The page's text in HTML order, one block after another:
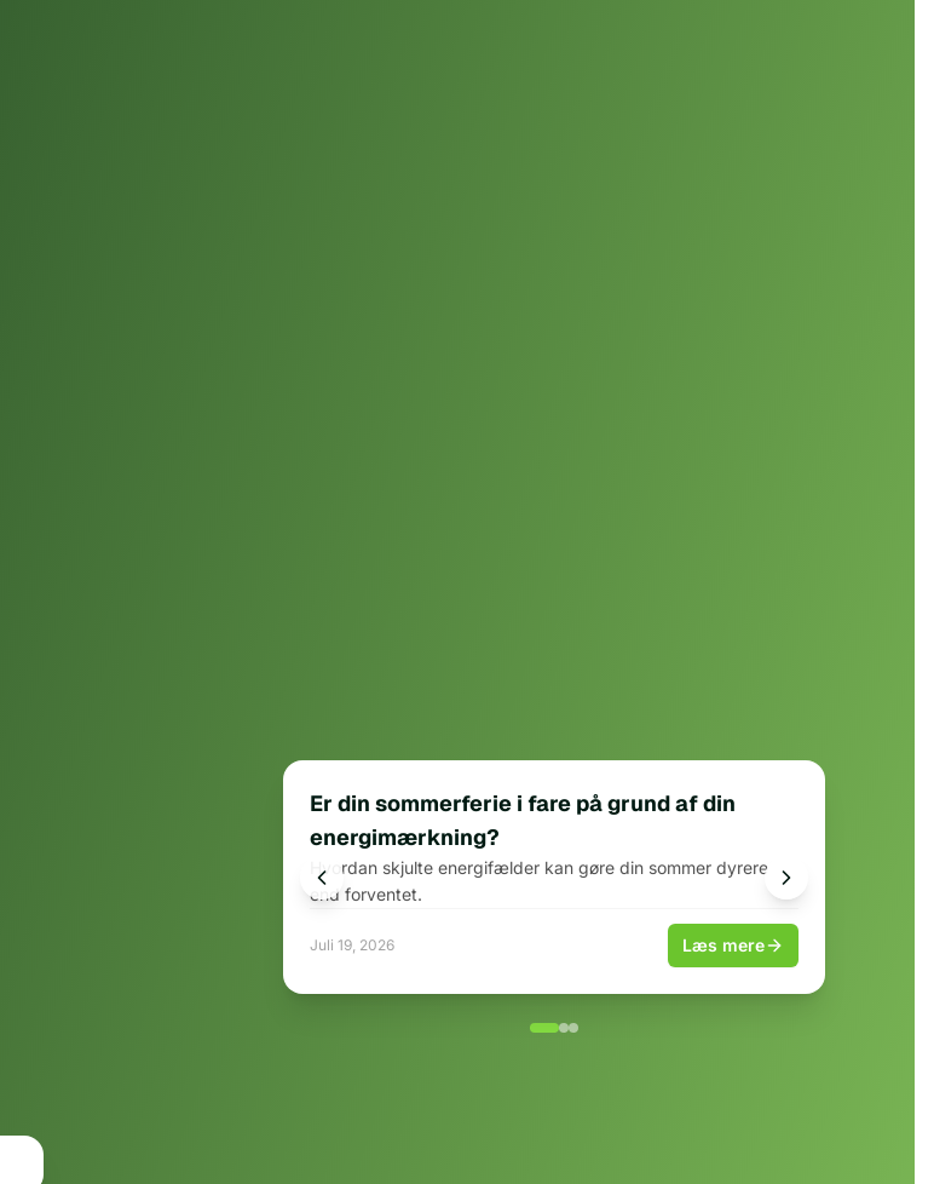
FREMHÆVET
Er din sommerferie i fare på grund af din
energimærkning?
Hvordan skjulte energifælder kan gøre din sommer dyrere
end forventet.
Juli 19, 2026 Læs mere